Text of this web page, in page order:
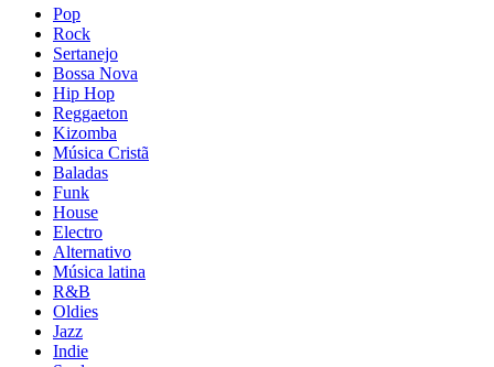
Pop
Rock
Sertanejo
Bossa Nova
Hip Hop
Reggaeton
Kizomba
Música Cristã
Baladas
Funk
House
Electro
Alternativo
Música latina
R&B
Oldies
Jazz
Indie